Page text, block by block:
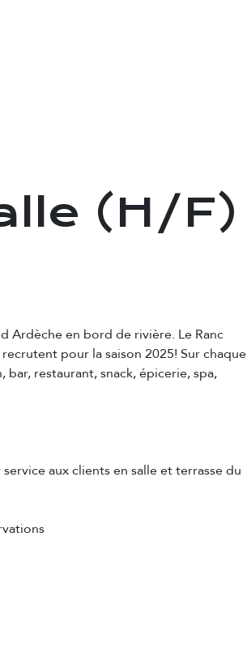
(H/F)
Ardèche en bord de rivière. Le Ranc
pour la saison 2025! Sur chaque
restaurant, snack, épicerie, spa,
aux clients en salle et terrasse du